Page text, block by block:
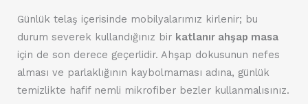
Günlük telaş içerisinde mobilyalarımız kirlenir; bu
durum severek kullandığınız bir katlanır ahşap masa
için de son derece geçerlidir. Ahşap dokusunun nefes
alması ve parlaklığının kaybolmaması adına, günlük
temizlikte hafif nemli mikrofiber bezler kullanmalısınız.